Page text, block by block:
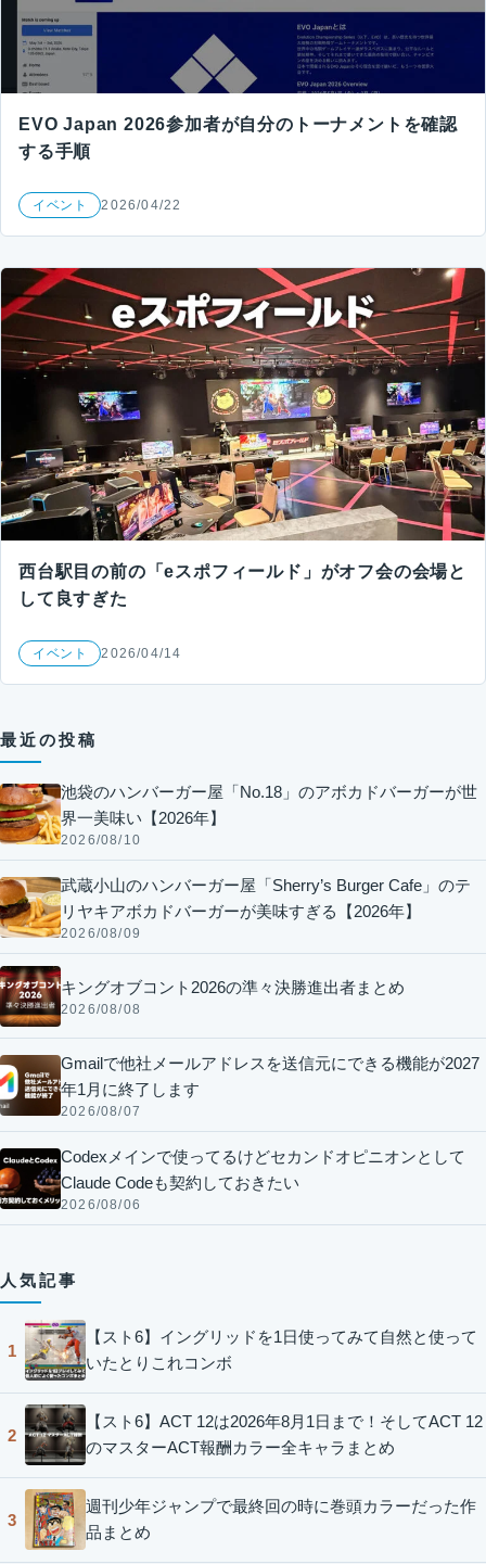
EVO Japan 2026参加者が自分のトーナメントを確認
する手順
イベント 2026/04/22
西台駅目の前の「eスポフィールド」がオフ会の会場と
して良すぎた
イベント 2026/04/14
最近の投稿
池袋のハンバーガー屋「No.18」のアボカドバーガーが世
界一美味い【2026年】
2026/08/10
武蔵小山のハンバーガー屋「Sherry’s Burger Cafe」のテ
リヤキアボカドバーガーが美味すぎる【2026年】
2026/08/09
キングオブコント2026の準々決勝進出者まとめ
2026/08/08
Gmailで他社メールアドレスを送信元にできる機能が2027
年1月に終了します
2026/08/07
Codexメインで使ってるけどセカンドオピニオンとして
Claude Codeも契約しておきたい
2026/08/06
人気記事
1
【スト6】イングリッドを1日使ってみて自然と使って
いたとりこれコンボ
2
【スト6】ACT 12は2026年8月1日まで！そしてACT 12
のマスターACT報酬カラー全キャラまとめ
3
週刊少年ジャンプで最終回の時に巻頭カラーだった作
品まとめ